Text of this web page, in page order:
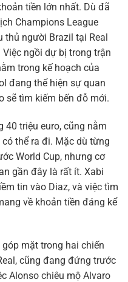
tiền lớn nhất. Dù đã
Champions League
thủ người Brazil tại Real
ngồi dự bị trong trận
trong kế hoạch của
đang thể hiện sự quan
sẽ tìm kiếm bến đỗ mới.
40 triệu euro, cũng nằm
thể ra đi. Mặc dù từng
World Cup, nhưng cơ
gần đây là rất ít. Xabi
tin vào Diaz, và việc tìm
về khoản tiền đáng kể
mặt trong hai chiến
cũng đang đứng trước
Alonso chiêu mộ Alvaro